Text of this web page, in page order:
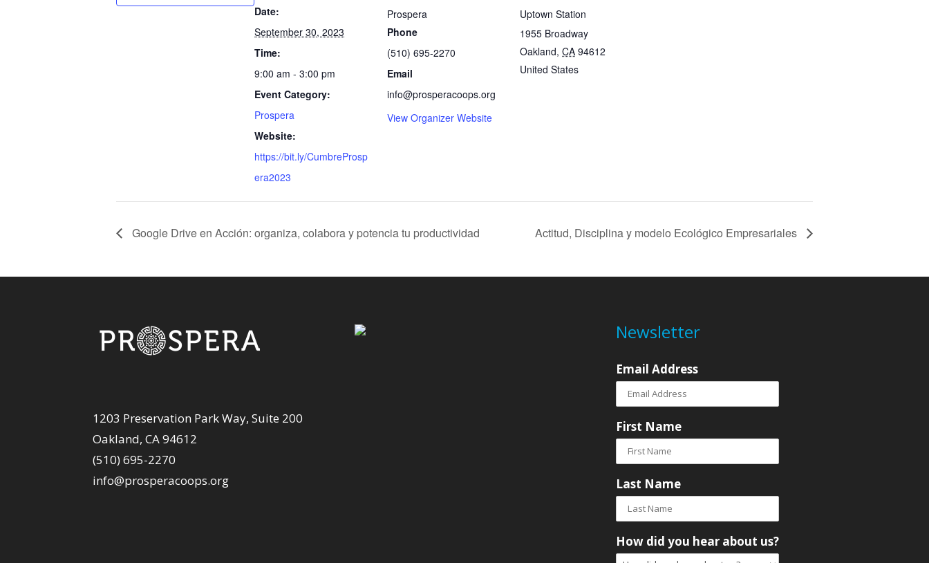
Date:
September 30, 2023
Time:
9:00 am - 3:00 pm
Event Category:
Prospera
Website:
https://bit.ly/CumbreProsp
era2023
Prospera
Phone
(510) 695-2270
Email
info@prosperacoops.org
View Organizer Website
Uptown Station
1955 Broadway
Oakland, CA 94612
United States
Google Drive en Acción: organiza, colabora y potencia tu productividad Actitud, Disciplina y modelo Ecológico Empresariales
1203 Preservation Park Way, Suite 200
Oakland, CA 94612
(510) 695-2270
info@prosperacoops.org
Newsletter
Email Address
First Name
Last Name
How did you hear about us?